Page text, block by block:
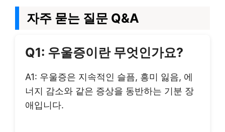
자주 묻는 질문 Q&A
Q1: 우울증이란 무엇인가요?
A1: 우울증은 지속적인 슬픔, 흥미 잃음, 에
너지 감소와 같은 증상을 동반하는 기분 장
애입니다.